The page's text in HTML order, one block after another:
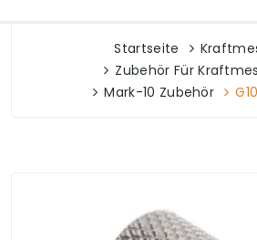
Startseite
Zubehör Für
Mark-10 Zubehör